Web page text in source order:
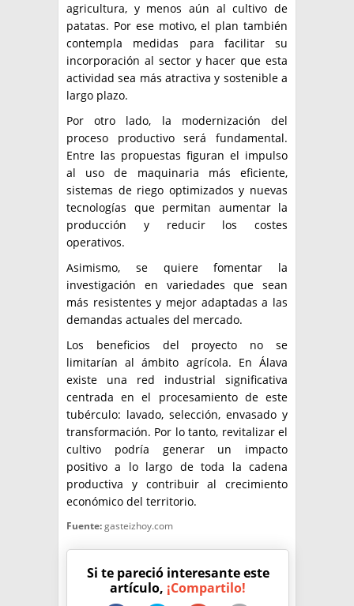
agricultura, y menos aún al cultivo de
patatas. Por ese motivo, el plan también
contempla medidas para facilitar su
incorporación al sector y hacer que esta
actividad sea más atractiva y sostenible a
largo plazo.
Por otro lado, la modernización del
proceso productivo será fundamental.
Entre las propuestas figuran el impulso
al uso de maquinaria más eficiente,
sistemas de riego optimizados y nuevas
tecnologías que permitan aumentar la
producción y reducir los costes
operativos.
Asimismo, se quiere fomentar la
investigación en variedades que sean
más resistentes y mejor adaptadas a las
demandas actuales del mercado.
Los beneficios del proyecto no se
limitarían al ámbito agrícola. En Álava
existe una red industrial significativa
centrada en el procesamiento de este
tubérculo: lavado, selección, envasado y
transformación. Por lo tanto, revitalizar el
cultivo podría generar un impacto
positivo a lo largo de toda la cadena
productiva y contribuir al crecimiento
económico del territorio.
Fuente:gasteizhoy.com
Si te pareció interesante este
artículo, ¡Compartilo!